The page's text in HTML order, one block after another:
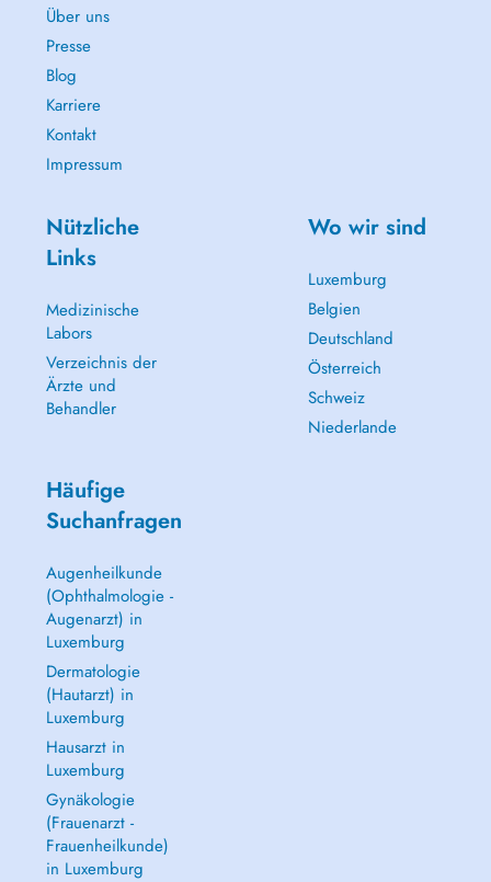
Über uns
Presse
Blog
Karriere
Kontakt
Impressum
Nützliche
Links
Medizinische
Labors
Verzeichnis der
Ärzte und
Behandler
Wo wir sind
Luxemburg
Belgien
Deutschland
Österreich
Schweiz
Niederlande
Häufige
Suchanfragen
Augenheilkunde
(Ophthalmologie -
Augenarzt) in
Luxemburg
Dermatologie
(Hautarzt) in
Luxemburg
Hausarzt in
Luxemburg
Gynäkologie
(Frauenarzt -
Frauenheilkunde)
in Luxemburg